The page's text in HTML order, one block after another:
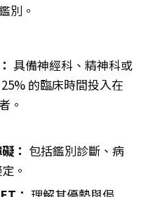
別。
具備神經科、精神科或
的臨床時間投入在
。
： 包括鑑別診斷、病
。